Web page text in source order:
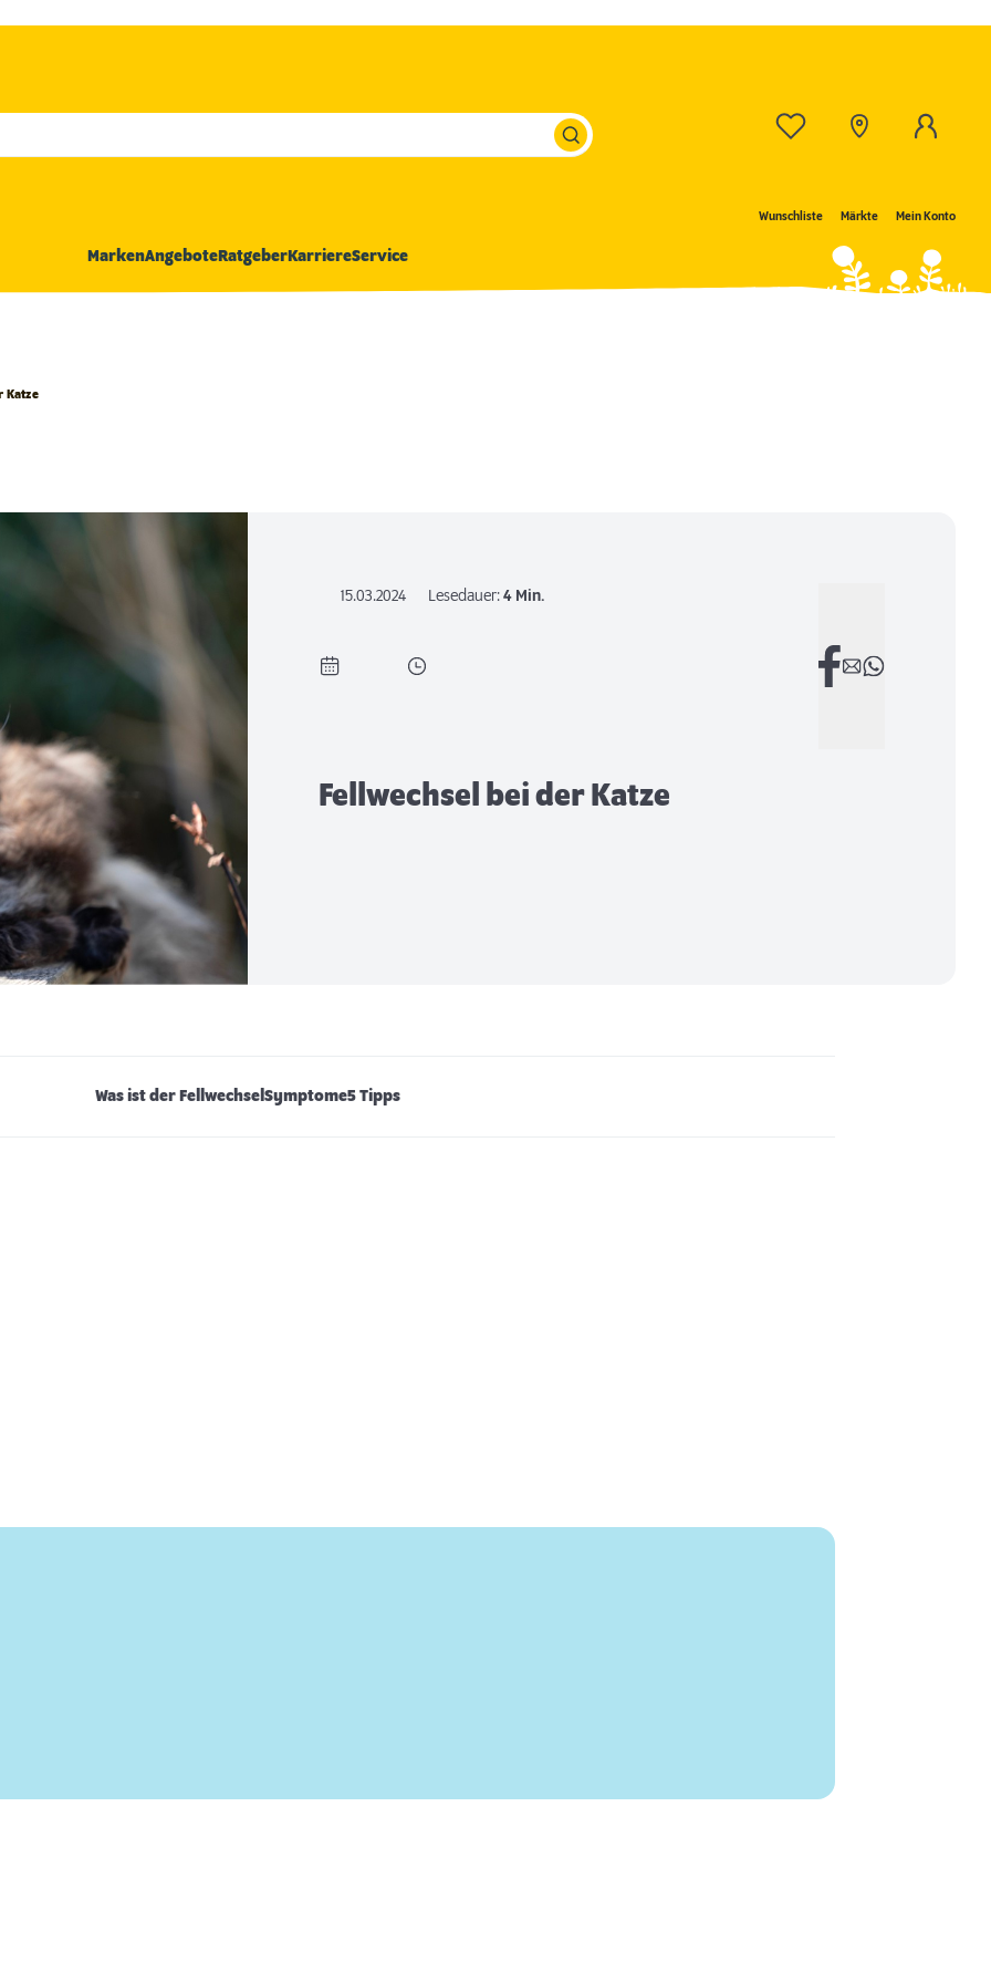
Wunschliste Märkte Mein Konto
MarkenAngeboteRatgeberKarriereService
Katze
15.03.2024 Lesedauer:4 Min.
Fellwechsel bei der Katze
Was ist der Fellwechsel Symptome5 Tipps